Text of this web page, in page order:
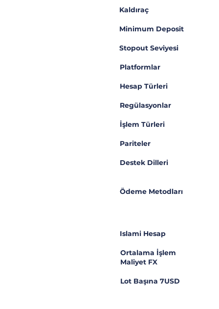
Kaldıraç
Minimum Deposit
Stopout Seviyesi
Platformlar
Hesap Türleri
Regülasyonlar
İşlem Türleri
Pariteler
Destek Dilleri
Ödeme Metodları
Islami Hesap
Ortalama İşlem
Maliyet FX
Lot Başına 7USD